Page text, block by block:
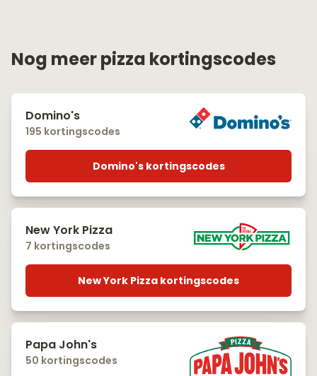
Nog meer pizza kortingscodes
Domino's
195 kortingscodes
Domino's kortingscodes
New York Pizza
7 kortingscodes
New York Pizza kortingscodes
Papa John's
50 kortingscodes